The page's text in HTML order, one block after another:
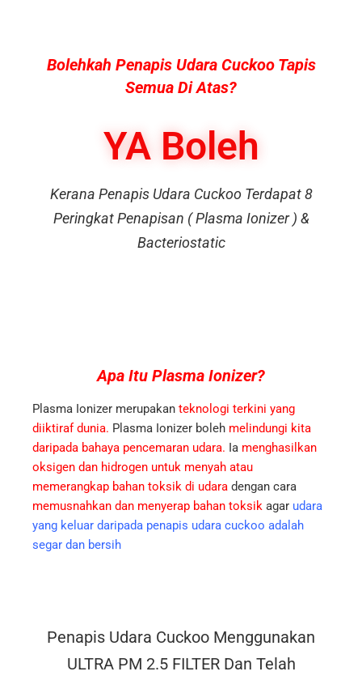
Bolehkah Penapis Udara Cuckoo Tapis
Semua Di Atas?
YA Boleh
Kerana Penapis Udara Cuckoo Terdapat 8
Peringkat Penapisan ( Plasma Ionizer ) &
Bacteriostatic
Apa Itu Plasma Ionizer?
Plasma Ionizer merupakan teknologi terkini yang
diiktiraf dunia. Plasma Ionizer boleh melindungi kita
daripada bahaya pencemaran udara. Ia menghasilkan
oksigen dan hidrogen untuk menyah atau
memerangkap bahan toksik di udara dengan cara
memusnahkan dan menyerap bahan toksik agar udara
yang keluar daripada penapis udara cuckoo adalah
segar dan bersih
Penapis Udara Cuckoo Menggunakan
ULTRA PM 2.5 FILTER Dan Telah